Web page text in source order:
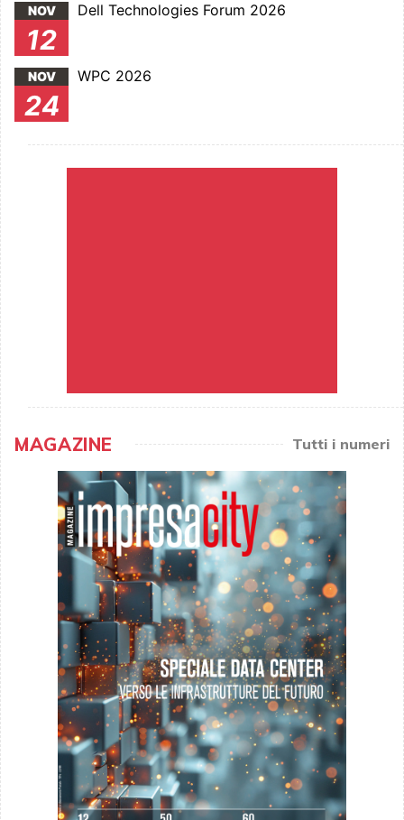
NOV
12
Dell Technologies Forum 2026
NOV
24
WPC 2026
MAGAZINE Tutti i numeri